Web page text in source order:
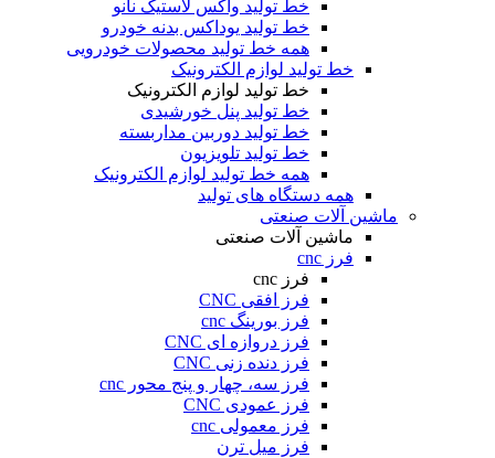
خط تولید واکس لاستیک نانو
خط تولید یوداکس بدنه خودرو
همه خط تولید محصولات خودرویی
خط تولید لوازم الکترونیک
خط تولید لوازم الکترونیک
خط تولید پنل خورشیدی
خط تولید دوربین مداربسته
خط تولید تلویزیون
همه خط تولید لوازم الکترونیک
همه دستگاه های تولید
ماشین آلات صنعتی
ماشین آلات صنعتی
فرز cnc
فرز cnc
فرز افقی CNC
فرز بورینگ cnc
فرز دروازه ای CNC
فرز دنده زنی CNC
فرز سه، چهار و پنج محور cnc
فرز عمودی CNC
فرز معمولی cnc
فرز میل ترن